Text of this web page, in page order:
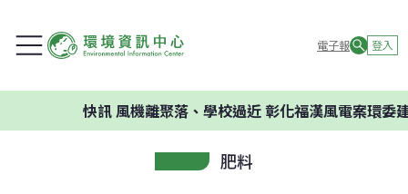
電子報 登入
風機離聚落、學校過近 彰化福漢風電案環委建議不應
肥料